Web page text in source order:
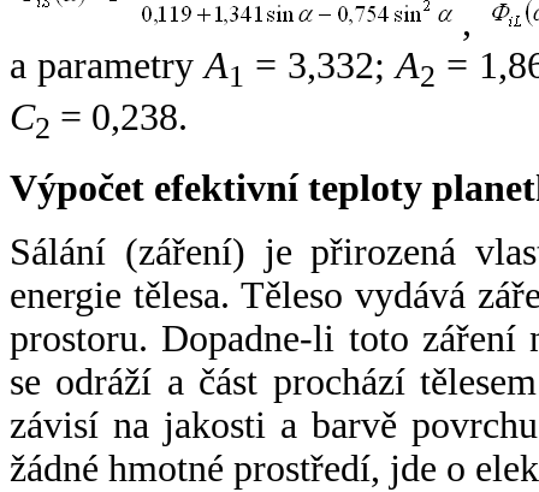
,
a parametryA1 = 3,332;A2 =
C2 = 0,238.
Výpočet efektivní teploty
Sálání (záření) je přirozená
energie tělesa. Těleso vydává
prostoru. Dopadne-li toto záření
se odráží a část prochází
závisí na jakosti a barvě
žádné hmotné prostředí, jde o